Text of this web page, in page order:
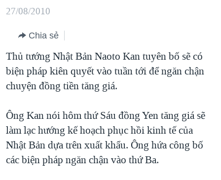
dung
chính
điều
hướng
chính
tới
"Tìm"
BIỂN ĐÔNG
BLOG
DIỄN ĐÀN
MỤC
VẠCH TRẦN TIN GIẢ
NGƯỜI VIỆT HẢI NGOẠI
ĐỜI SỐNG
KINH TẾ
CHUYÊN ĐỀ
CHIẾN TRANH THƯƠNG MẠI CỦA MỸ: QUÁ KHỨ VÀ HIỆN
TẠI
HÀNH TRÌNH BẦU CỬ 2024
MỘT NĂM CHIẾN TRANH TẠI DẢI GAZA
HỌC TIẾNG ANH
VIDEO
NGHE
27/08/2010
Chia sẻ
Thủ tướng Nhật Bản Naoto Kan tuyên bố sẽ có
biện pháp kiên quyết vào tuần tới để ngăn chận
chuyện đồng tiền tăng giá.
Ông Kan nói hôm thứ Sáu đồng Yen tăng giá sẽ
làm lạc hướng kế hoạch phục hồi kinh tế của
Nhật Bản dựa trên xuất khẩu. Ông hứa công bố
các biện pháp ngăn chận vào thứ Ba.